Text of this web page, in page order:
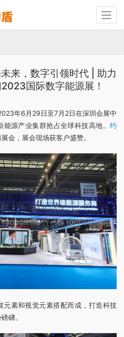
来，数字引领时代 | 助力
国际数字能源展！
年6月29日至7月2日在深圳会展中
源产业集群抢占全球科技高地。 约
会，展会现场获客户盛赞。
元素和视觉元素搭配而成，打造科技
礴。